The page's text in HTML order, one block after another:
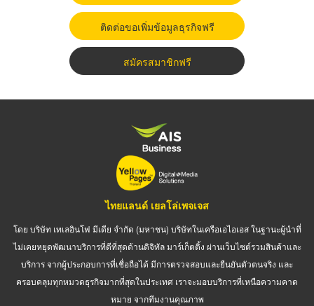
ติดต่อขอเพิ่มข้อมูลธุรกิจฟรี
สมัครสมาชิกฟรี
ไทยแลนด์ เยลโล่เพจเจส
โดย บริษัท เทเลอินโฟ มีเดีย จำกัด (มหาชน) บริษัทในเครือเอไอเอส ในฐานะผู้นำที่
ไม่เคยหยุดพัฒนาบริการที่ดีที่สุดด้านดิจิทัล มาร์เก็ตติ้ง ผ่านเว็บไซต์รวมสินค้าและ
บริการ จากผู้ประกอบการที่เชื่อถือได้ มีการตรวจสอบและยืนยันตัวตนจริง และ
ครอบคลุมทุกหมวดธุรกิจมากที่สุดในประเทศ เราจะมอบบริการที่เหนือความคาด
หมาย จากทีมงานคุณภาพ